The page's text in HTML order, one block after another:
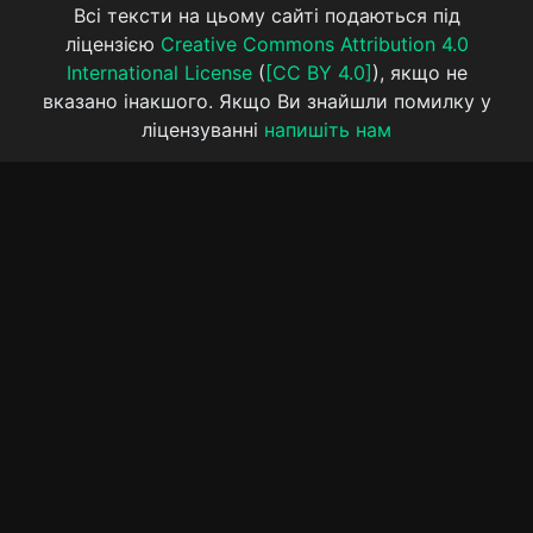
Всі тексти на цьому сайті подаються під
ліцензією Creative Commons Attribution 4.0
International License( [CC BY 4.0] ), якщо не
вказано інакшого. Якщо Ви знайшли помилку у
ліцензуванні напишіть нам